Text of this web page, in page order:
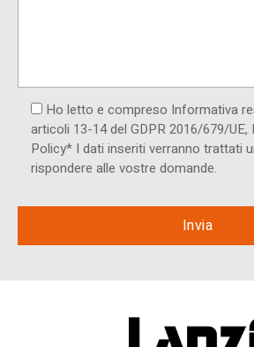
Ho letto e compreso Informativa
articoli 13-14 del GDPR 2016/679/UE,
Policy* I dati inseriti verranno trattati
rispondere alle vostre domande.